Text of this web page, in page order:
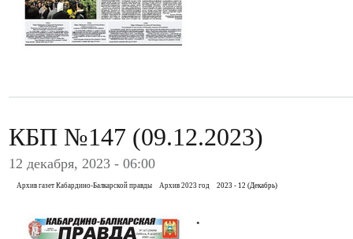
КБП №147 (09.12.2023)
12 декабря, 2023 - 06:00
Архив газет Кабардино-Балкарской правды Архив 2023 год 2023 - 12 (Декабрь)
.